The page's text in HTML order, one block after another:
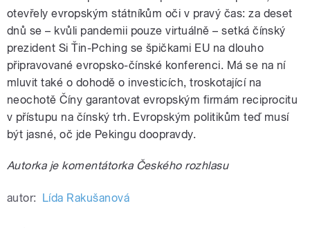
otevřely evropským státníkům oči v pravý čas: za deset
dnů se – kvůli pandemii pouze virtuálně – setká čínský
prezident Si Ťin-Pching se špičkami EU na dlouho
připravované evropsko-čínské konferenci. Má se na ní
mluvit také o dohodě o investicích, troskotající na
neochotě Číny garantovat evropským firmám reciprocitu
v přístupu na čínský trh. Evropským politikům teď musí
být jasné, oč jde Pekingu doopravdy.
Autorka je komentátorka Českého rozhlasu
autor: Lída Rakušanová